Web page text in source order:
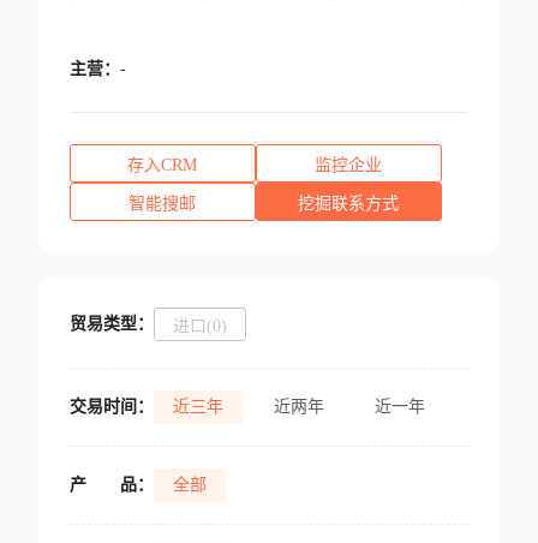
主营： -
存入CRM 监控企业
智能搜邮 挖掘联系方式
贸易类型： 进口(0)
交易时间： 近三年 近两年 近一年
产 品： 全部